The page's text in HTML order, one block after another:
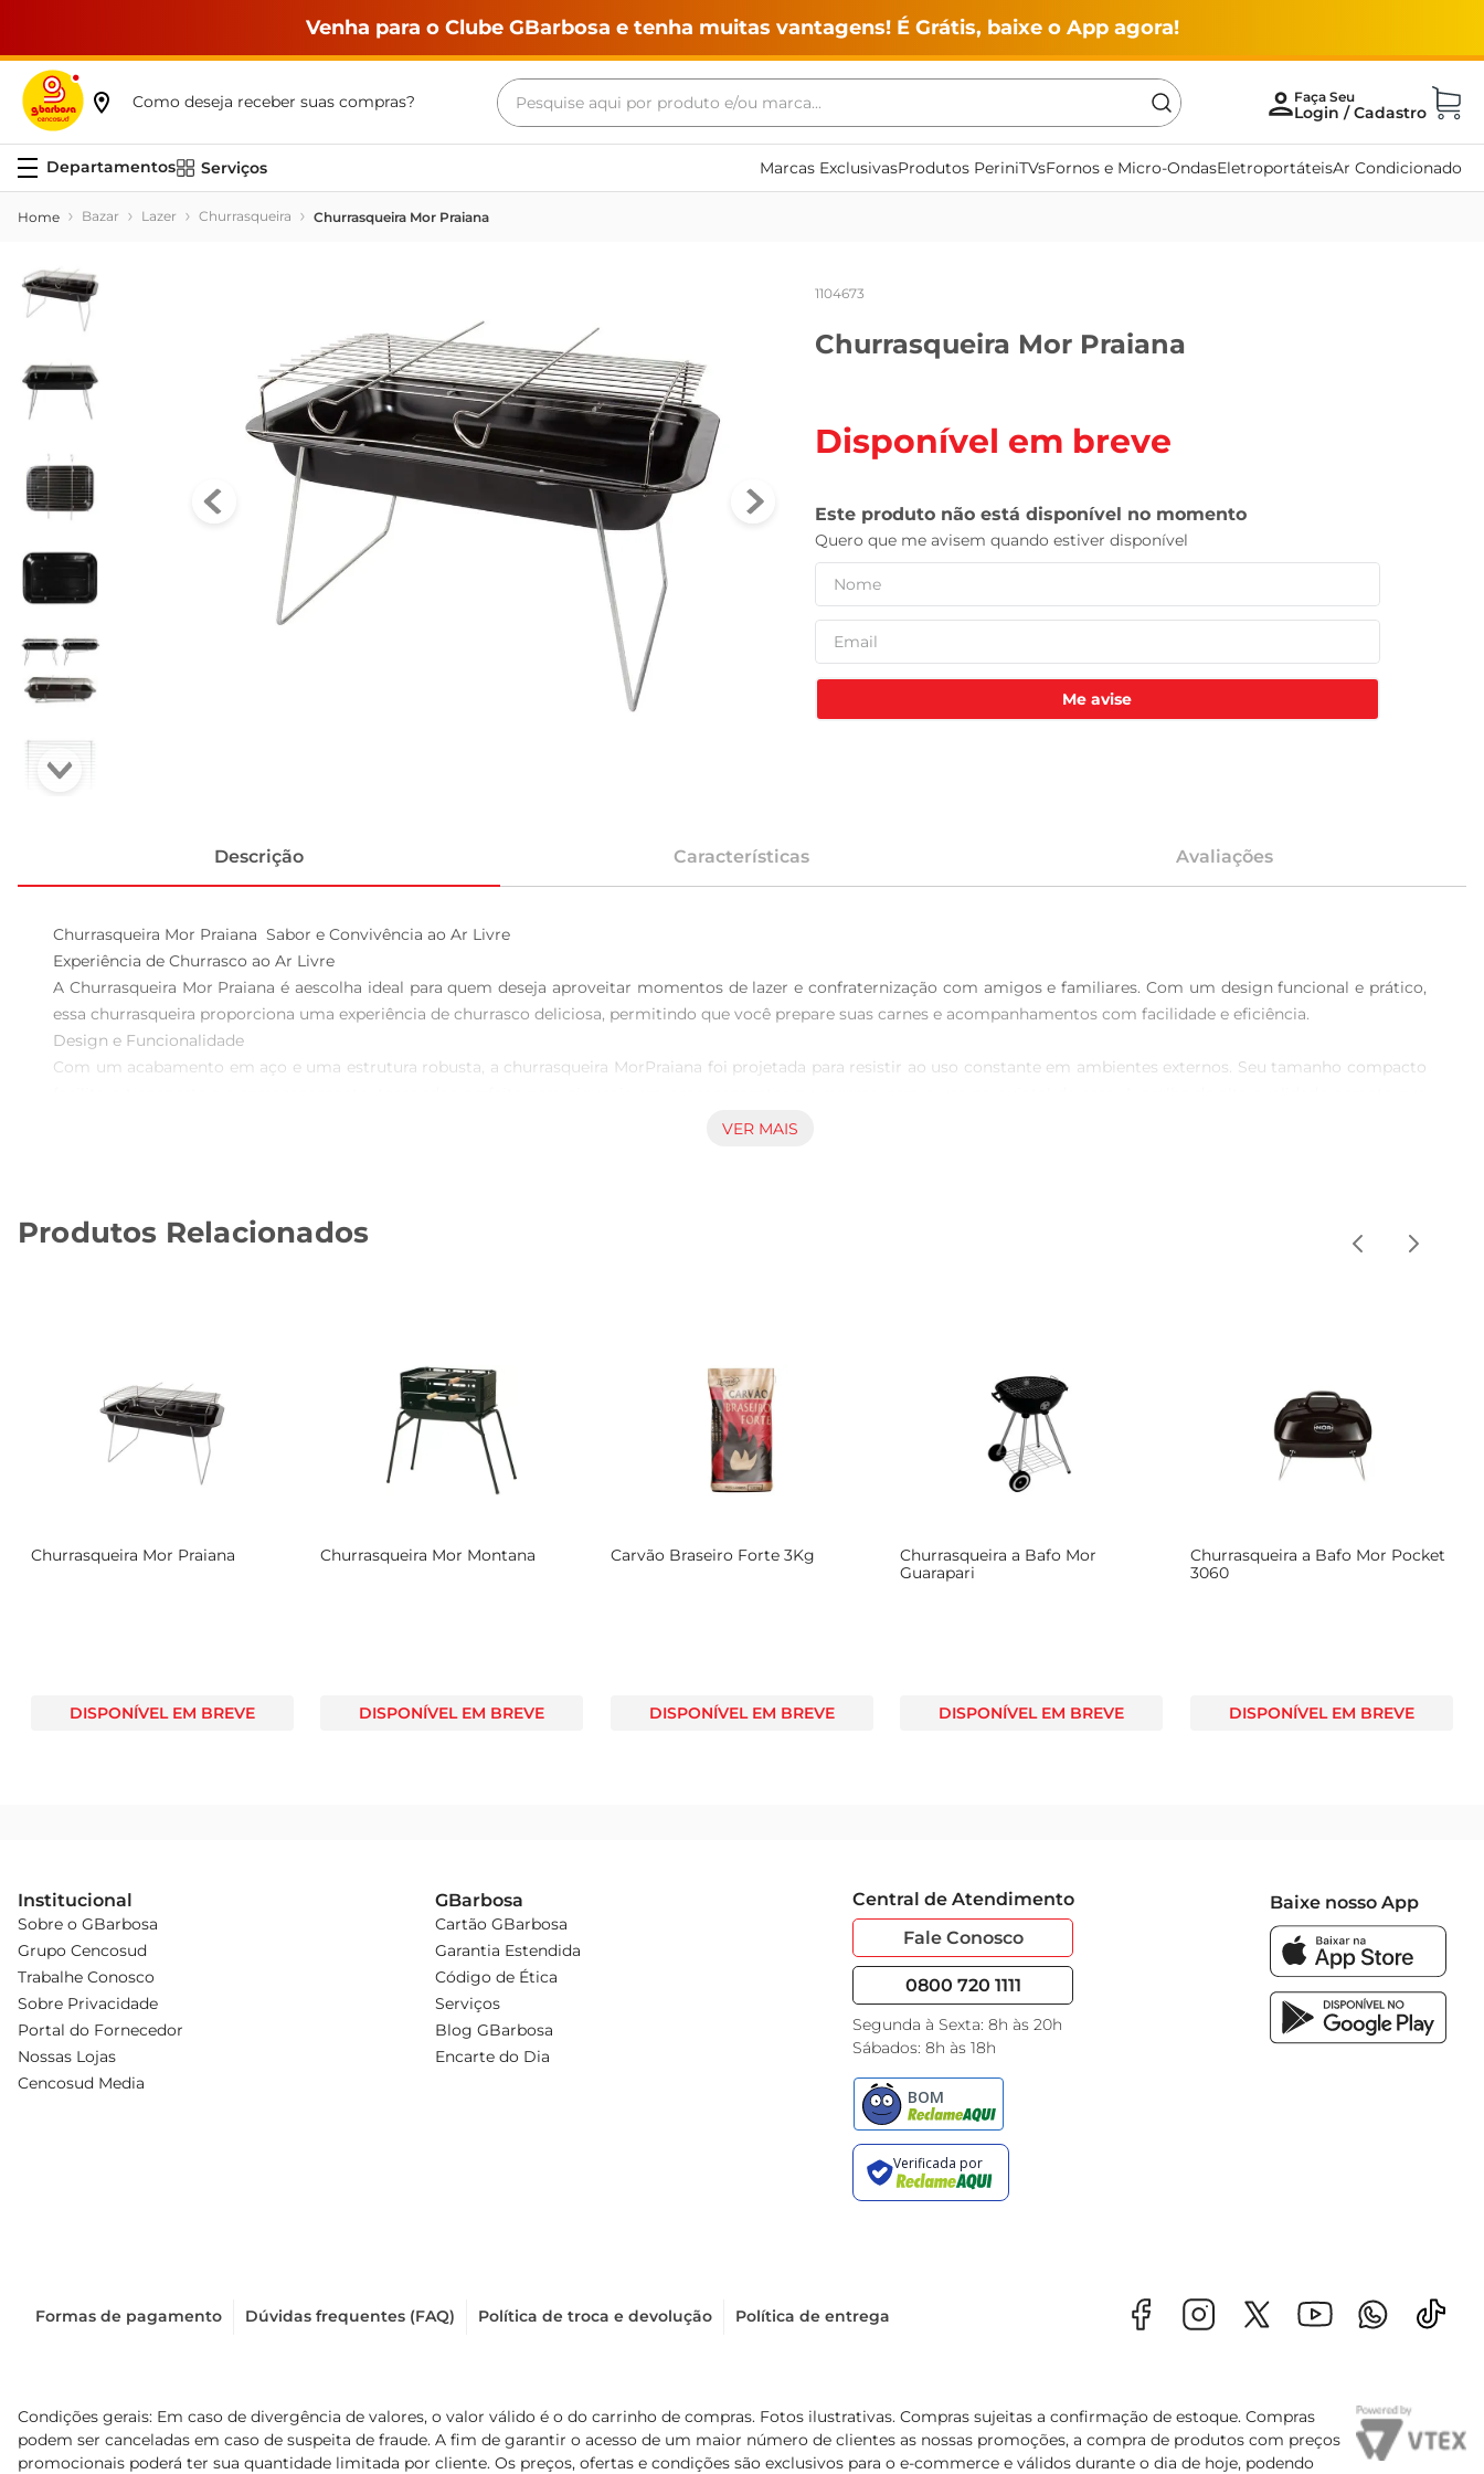
Venha para o Clube GBarbosa e tenha muitas vantagens! É Grátis, baixe o App agora!
Como deseja receber suas compras?
Pesquise aqui por produto e/ou marca...
Serviços Marcas ExclusivasProdutos PeriniTVsFornos e Micro-OndasEletroportáteisAr Condicionado
Bazar Lazer Churrasqueira Churrasqueira Mor Praiana
1104673
Churrasqueira Mor Praiana
Disponível em breve
Me avise
Descrição Características Avaliações
Churrasqueira Mor Praiana  Sabor e Convivência ao Ar Livre
Experiência de Churrasco ao Ar Livre
A Churrasqueira Mor Praiana é aescolha ideal para quem deseja aproveitar momentos de lazer e confraternização com amigos e familiares. Com um design funcional e prático,
essa churrasqueira proporciona uma experiência de churrasco deliciosa, permitindo que você prepare suas carnes e acompanhamentos com facilidade e eficiência.
Design e Funcionalidade
Com um acabamento em aço e uma estrutura robusta, a churrasqueira MorPraiana foi projetada para resistir ao uso constante em ambientes externos. Seu tamanho compacto
seus alimentos sejam cozidos de maneira uniforme, realçando os sabores e aromas característicos do churrasco.
aproveite mais tempo com seus convidados e menos tempo com as tarefas de manutenção.
VER MAIS
Produtos Relacionados
Churrasqueira Mor Praiana
DISPONÍVEL EM BREVE
Churrasqueira Mor Montana
DISPONÍVEL EM BREVE
Carvão Braseiro Forte 3Kg
DISPONÍVEL EM BREVE
Churrasqueira a Bafo Mor
Guarapari
DISPONÍVEL EM BREVE
Churrasqueira a Bafo Mor Pocket
3060
DISPONÍVEL EM BREVE
Institucional
Sobre o GBarbosa
Grupo Cencosud
Trabalhe Conosco
Sobre Privacidade
Portal do Fornecedor
Nossas Lojas
Cencosud Media
GBarbosa
Cartão GBarbosa
Garantia Estendida
Código de Ética
Serviços
Blog GBarbosa
Encarte do Dia
Central de Atendimento
Fale Conosco
0800 720 1111
Segunda à Sexta: 8h às 20h
Sábados: 8h às 18h
Baixe nosso App
Formas de pagamento Dúvidas frequentes (FAQ) Política de troca e devolução Política de entrega
Condições gerais: Em caso de divergência de valores, o valor válido é o do carrinho de compras. Fotos ilustrativas. Compras sujeitas a confirmação de estoque. Compras
podem ser canceladas em caso de suspeita de fraude. A fim de garantir o acesso de um maior número de clientes as nossas promoções, a compra de produtos com preços
promocionais poderá ter sua quantidade limitada por cliente. Os preços, ofertas e condições são exclusivos para o e-commerce e válidos durante o dia de hoje, podendo
Termos mais buscados
cerveja
frango
leite
vinho
leite pó
celular